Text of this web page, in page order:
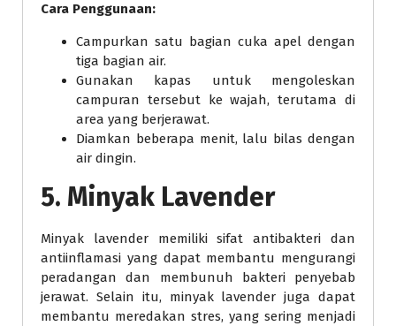
Cara Penggunaan:
Campurkan satu bagian cuka apel dengan
tiga bagian air.
Gunakan kapas untuk mengoleskan
campuran tersebut ke wajah, terutama di
area yang berjerawat.
Diamkan beberapa menit, lalu bilas dengan
air dingin.
5. Minyak Lavender
Minyak lavender memiliki sifat antibakteri dan
antiinflamasi yang dapat membantu mengurangi
peradangan dan membunuh bakteri penyebab
jerawat. Selain itu, minyak lavender juga dapat
membantu meredakan stres, yang sering menjadi